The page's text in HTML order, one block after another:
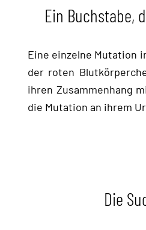
Ein Buchstabe,
Eine einzelne Mutation
der roten
ihren Zusammenhang
die Mutation an ihrem
Die